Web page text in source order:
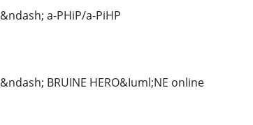
&ndash; a-PHiP/a-PiHP
&ndash; BRUINE HERO&Iuml;NE online